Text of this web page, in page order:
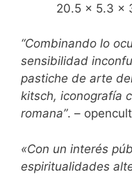
20.5 x 5.3 x
“Combinando lo
sensibilidad
pastiche de arte
kitsch, iconografía
romana”. –
«Con un interés
espiritualidades